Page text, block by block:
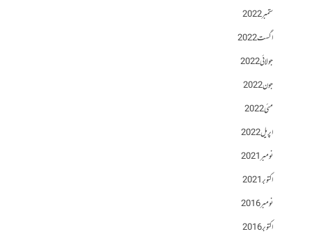
ستمبر 2022
اگست 2022
جولائی 2022
جون 2022
مئی 2022
اپریل 2022
نومبر 2021
اکتوبر 2021
نومبر 2016
اکتوبر 2016